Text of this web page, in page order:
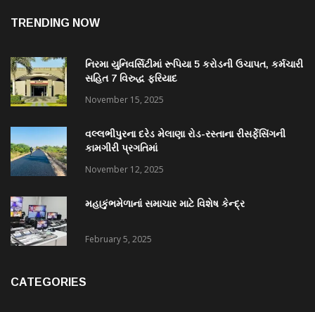
TRENDING NOW
નિરમા યુનિવર્સિટીમાં રૂપિયા 5 કરોડની ઉચાપત, કર્મચારી
સહિત 7 વિરુદ્ધ ફરિયાદ
November 15, 2025
વલ્લભીપુરના દરેડ મેલાણા રોડ-રસ્તાના રીસર્ફેસિંગની
કામગીરી પ્રગતિમાં
November 12, 2025
મહાકુંભમેળાનાં સમાચાર માટે વિશેષ કેન્દ્ર
February 5, 2025
CATEGORIES